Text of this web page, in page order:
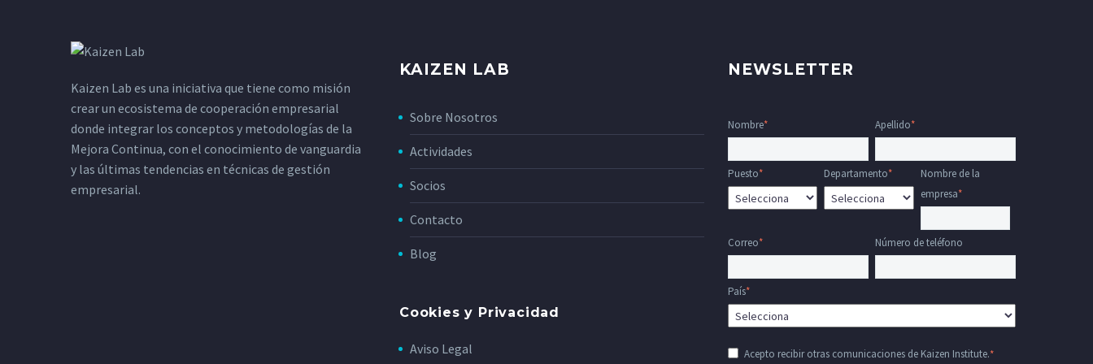
Kaizen Lab es una iniciativa que tiene como misión
crear un ecosistema de cooperación empresarial
donde integrar los conceptos y metodologías de la
Mejora Continua, con el conocimiento de vanguardia
y las últimas tendencias en técnicas de gestión
empresarial.
KAIZEN LAB
Sobre Nosotros
Actividades
Socios
Contacto
Blog
Cookies y Privacidad
Aviso Legal
NEWSLETTER
Nombre* Apellido*
Puesto* Departamento*
Nombre de la
empresa*
Correo* Número de teléfono
País*
Acepto recibir otras comunicaciones de Kaizen Institute.*